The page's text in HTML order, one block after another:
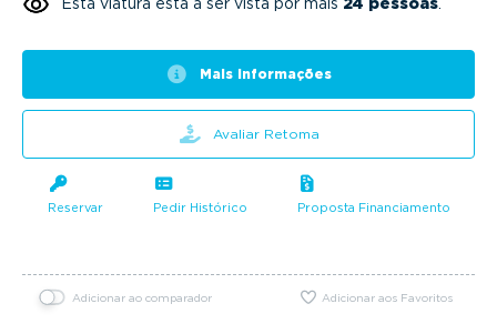
Mais informações
Avaliar Retoma
Reservar Pedir Histórico Proposta Financiamento
Adicionar ao comparador Adicionar aos Favoritos